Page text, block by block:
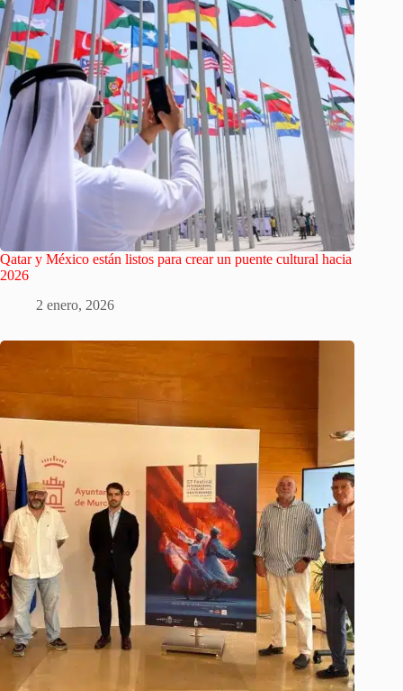
Qatar y México están listos para crear un puente cultural hacia
2026
2 enero, 2026